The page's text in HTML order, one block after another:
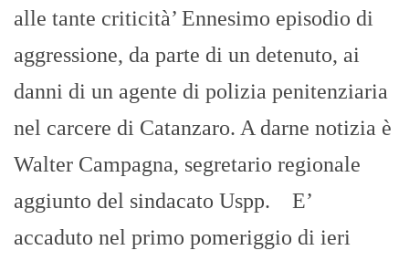
alle tante criticità’ Ennesimo episodio di
aggressione, da parte di un detenuto, ai
danni di un agente di polizia penitenziaria
nel carcere di Catanzaro. A darne notizia è
Walter Campagna, segretario regionale
aggiunto del sindacato Uspp. E’
accaduto nel primo pomeriggio di ieri